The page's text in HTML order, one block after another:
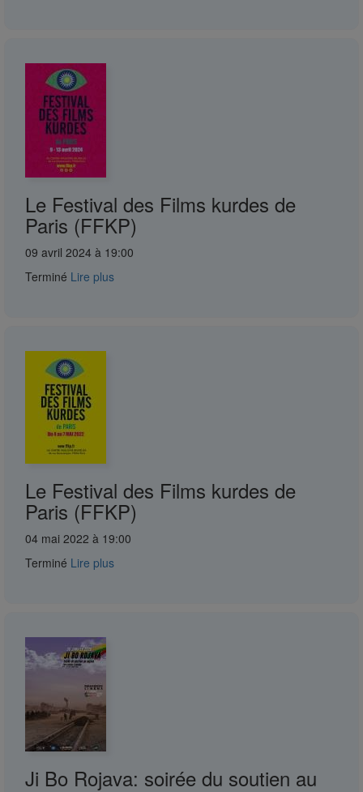
Le Festival des Films kurdes de
Paris (FFKP)
09 avril 2024 à 19:00
Terminé Lire plus
Le Festival des Films kurdes de
Paris (FFKP)
04 mai 2022 à 19:00
Terminé Lire plus
Ji Bo Rojava: soirée du soutien au